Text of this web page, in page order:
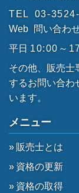
TEL
03-
Web
問い合わ
平日 10:00～
その他、販売士
するお問い合わ
います。
メニュー
販売士とは
資格の更新
資格の取得